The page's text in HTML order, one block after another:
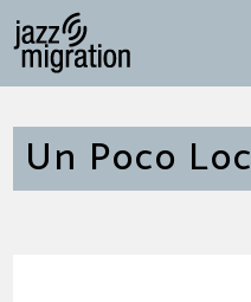
Un Poco